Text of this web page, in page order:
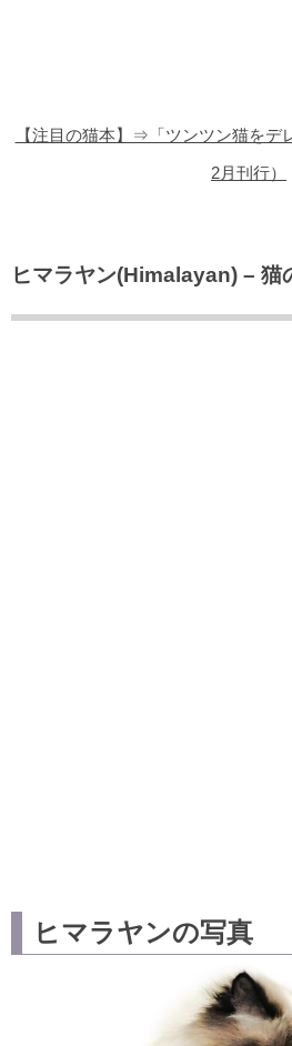
【注目の猫本】⇒「ツンツン猫をデ
2月刊行）
ヒマラヤン(Himalayan) – 猫
ヒマラヤンの写真
猫のゲーム・アプリ
猫のフリー写真素材